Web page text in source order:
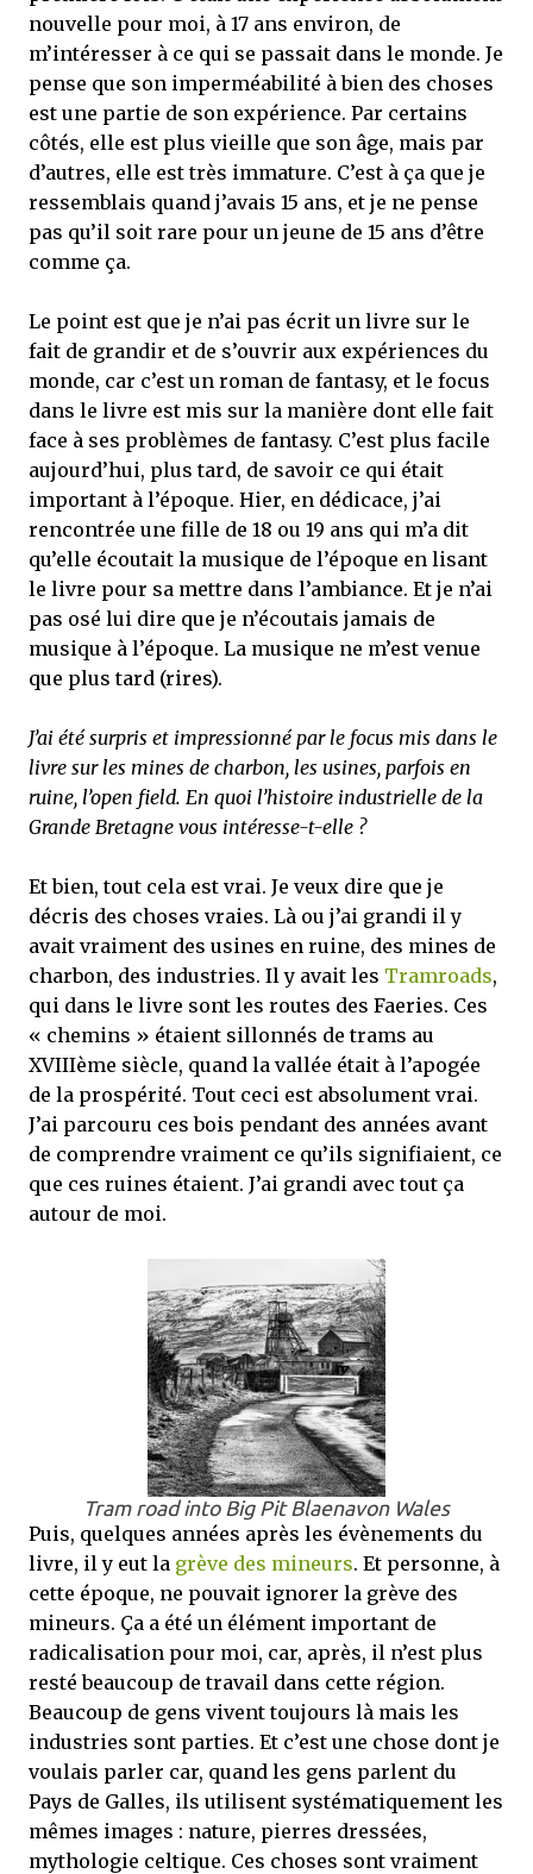
nouvelle pour moi, à 17 ans environ, de
m’intéresser à ce qui se passait dans le monde. Je
pense que son imperméabilité à bien des choses
est une partie de son expérience. Par certains
côtés, elle est plus vieille que son âge, mais par
d’autres, elle est très immature. C’est à ça que je
ressemblais quand j’avais 15 ans, et je ne pense
pas qu’il soit rare pour un jeune de 15 ans d’être
comme ça.
Le point est que je n’ai pas écrit un livre sur le
fait de grandir et de s’ouvrir aux expériences du
monde, car c’est un roman de fantasy, et le focus
dans le livre est mis sur la manière dont elle fait
face à ses problèmes de fantasy. C’est plus facile
aujourd’hui, plus tard, de savoir ce qui était
important à l’époque. Hier, en dédicace, j’ai
rencontrée une fille de 18 ou 19 ans qui m’a dit
qu’elle écoutait la musique de l’époque en lisant
le livre pour sa mettre dans l’ambiance. Et je n’ai
pas osé lui dire que je n’écoutais jamais de
musique à l’époque. La musique ne m’est venue
que plus tard (rires).
J’ai été surpris et impressionné par le focus mis dans le
livre sur les mines de charbon, les usines, parfois en
ruine, l’open field. En quoi l’histoire industrielle de la
Grande Bretagne vous intéresse-t-elle ?
Et bien, tout cela est vrai. Je veux dire que je
décris des choses vraies. Là ou j’ai grandi il y
avait vraiment des usines en ruine, des mines de
charbon, des industries. Il y avait les Tramroads,
qui dans le livre sont les routes des Faeries. Ces
« chemins » étaient sillonnés de trams au
XVIIIème siècle, quand la vallée était à l’apogée
de la prospérité. Tout ceci est absolument vrai.
J’ai parcouru ces bois pendant des années avant
de comprendre vraiment ce qu’ils signifiaient, ce
que ces ruines étaient. J’ai grandi avec tout ça
autour de moi.
Tram road into Big Pit Blaenavon Wales
Puis, quelques années après les évènements du
livre, il y eut la grève des mineurs. Et personne, à
cette époque, ne pouvait ignorer la grève des
mineurs. Ça a été un élément important de
radicalisation pour moi, car, après, il n’est plus
resté beaucoup de travail dans cette région.
Beaucoup de gens vivent toujours là mais les
industries sont parties. Et c’est une chose dont je
voulais parler car, quand les gens parlent du
Pays de Galles, ils utilisent systématiquement les
mêmes images : nature, pierres dressées,
mythologie celtique. Ces choses sont vraiment